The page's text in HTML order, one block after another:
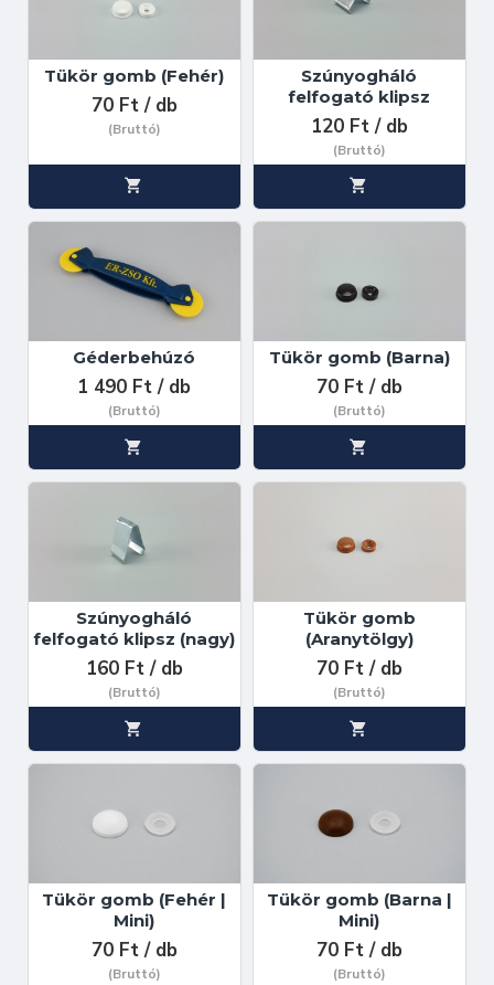
Tükör gomb (Fehér)
70 Ft / db
(Bruttó)
Szúnyogháló
felfogató klipsz
120 Ft / db
(Bruttó)
Géderbehúzó
1 490 Ft / db
(Bruttó)
Tükör gomb (Barna)
70 Ft / db
(Bruttó)
Szúnyogháló
felfogató klipsz (nagy)
160 Ft / db
(Bruttó)
Tükör gomb
(Aranytölgy)
70 Ft / db
(Bruttó)
Tükör gomb (Fehér |
Mini)
70 Ft / db
(Bruttó)
Tükör gomb (Barna |
Mini)
70 Ft / db
(Bruttó)